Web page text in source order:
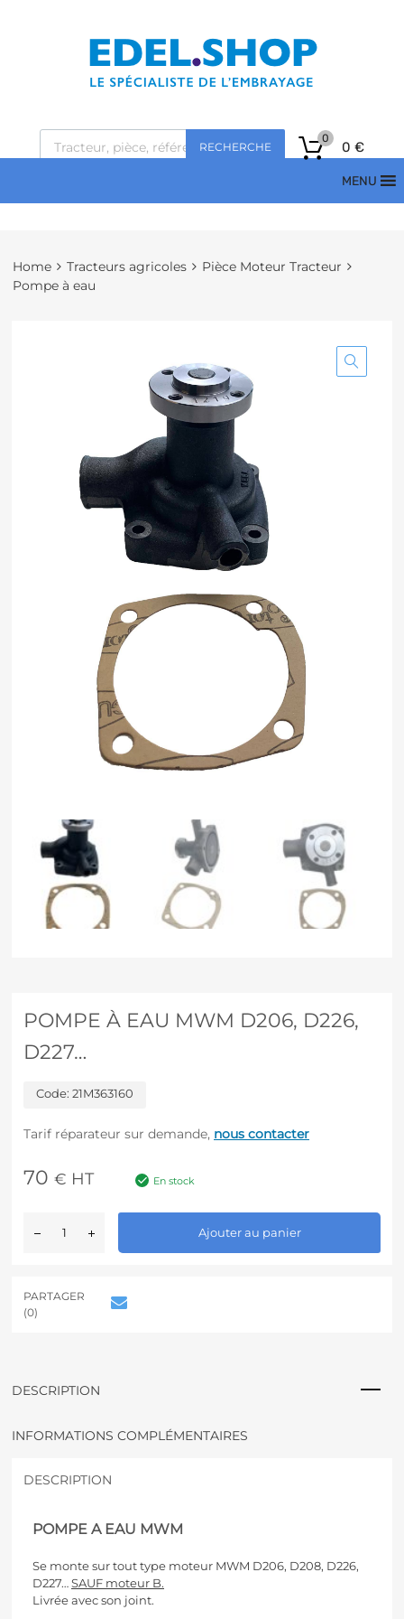
RECHERCHE 0 €
0
MENU
Home Tracteurs agricoles
Pièce Moteur Tracteur
Pompe à eau
POMPE À EAU MWM D206, D226,
D227…
Code: 21M363160
Tarif réparateur sur demande, nous contacter
70 € HT En stock
Ajouter au panier
PARTAGER
(0)
DESCRIPTION
INFORMATIONS COMPLÉMENTAIRES
DESCRIPTION
POMPE A EAU MWM
Se monte sur tout type moteur MWM D206, D208, D226,
D227…SAUF moteur B.
Livrée avec son joint.